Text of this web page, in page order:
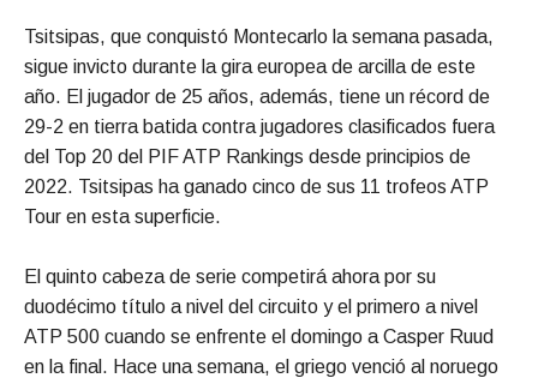
Tsitsipas, que conquistó Montecarlo la semana pasada,
sigue invicto durante la gira europea de arcilla de este
año. El jugador de 25 años, además, tiene un récord de
29-2 en tierra batida contra jugadores clasificados fuera
del Top 20 del PIF ATP Rankings desde principios de
2022. Tsitsipas ha ganado cinco de sus 11 trofeos ATP
Tour en esta superficie.
El quinto cabeza de serie competirá ahora por su
duodécimo título a nivel del circuito y el primero a nivel
ATP 500 cuando se enfrente el domingo a Casper Ruud
en la final. Hace una semana, el griego venció al noruego